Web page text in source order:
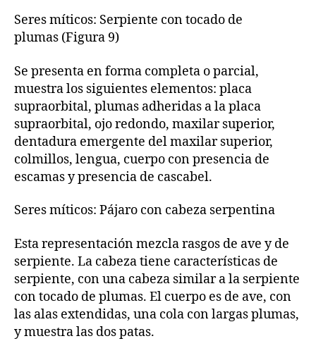
Seres míticos: Serpiente con tocado de
plumas (Figura 9)
Se presenta en forma completa o parcial,
muestra los siguientes elementos: placa
supraorbital, plumas adheridas a la placa
supraorbital, ojo redondo, maxilar superior,
dentadura emergente del maxilar superior,
colmillos, lengua, cuerpo con presencia de
escamas y presencia de cascabel.
Seres míticos: Pájaro con cabeza serpentina
Esta representación mezcla rasgos de ave y de
serpiente. La cabeza tiene características de
serpiente, con una cabeza similar a la serpiente
con tocado de plumas. El cuerpo es de ave, con
las alas extendidas, una cola con largas plumas,
y muestra las dos patas.